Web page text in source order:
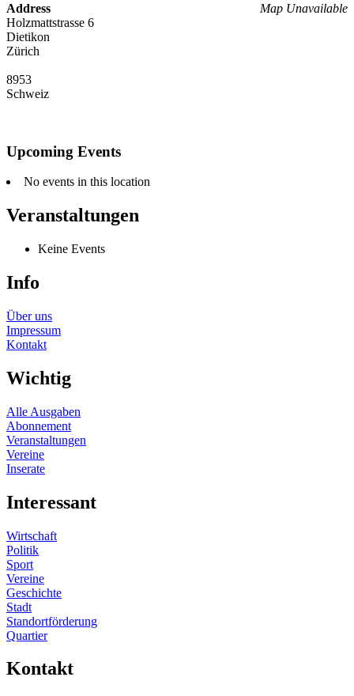
Map Unavailable
Address
Holzmattstrasse 6
Dietikon
Zürich
8953
Schweiz
Upcoming Events
No events in this location
Veranstaltungen
Keine Events
Info
Über uns
Impressum
Kontakt
Wichtig
Alle Ausgaben
Abonnement
Veranstaltungen
Vereine
Inserate
Interessant
Wirtschaft
Politik
Sport
Vereine
Geschichte
Stadt
Standortförderung
Quartier
Kontakt